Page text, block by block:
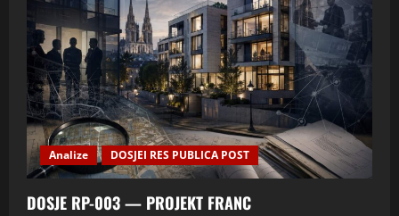
Analize DOSJEI RES PUBLICA POST
DOSJE RP-003 — PROJEKT FRANC